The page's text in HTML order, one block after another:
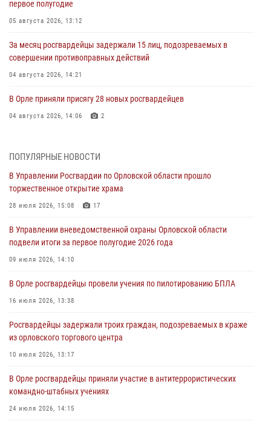
первое полугодие
05 августа 2026, 13:12
За месяц росгвардейцы задержали 15 лиц, подозреваемых в
совершении противоправных действий
04 августа 2026, 14:21
В Орле приняли присягу 28 новых росгвардейцев
04 августа 2026, 14:06 2
предоставлении госуслуг
Росгвардейцы обеспечили безопасность во время празднования
Дня ВДВ
В Орле росгвардейцы приняли участие в учениях на избирательном
участке
Жительница Мценска сдала в Росгвардию незарегистрированное
31 июля 2026, 13:16
ПОПУЛЯРНЫЕ НОВОСТИ
В Управлении Росгвардии по Орловской области прошло
торжественное открытие храма
28 июля 2026, 15:08 17
В Управлении вневедомственной охраны Орловской области
подвели итоги за первое полугодие 2026 года
09 июля 2026, 14:10
В Орле росгвардейцы провели учения по пилотированию БПЛА
16 июля 2026, 13:38
Росгвардейцы задержали троих граждан, подозреваемых в краже
из орловского торгового центра
10 июля 2026, 13:17
В Орле росгвардейцы приняли участие в антитеррористических
командно-штабных учениях
24 июля 2026, 14:15